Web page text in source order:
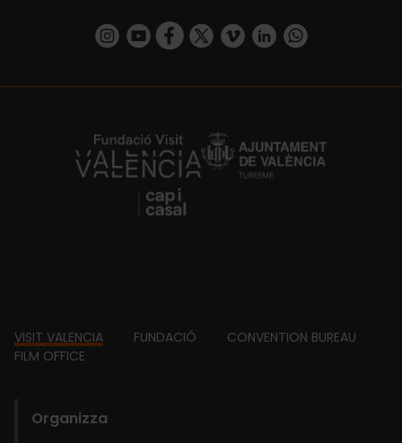
https://www.instagram.com/visit_valencia/
https://www.youtube.com/user/
https://www.facebook.com/
https://twitter.com/VisitaValencia
https://vimeo.com/
https://www.linkedin.com/company/turismo-valencia/https://api.whatsapp.com/send/
https://fundacion.visitvalencia.com/
Footer
VISIT VALENCIA FUNDACIÓ
CONVENTION BUREAU
FILM OFFICE
Organizza